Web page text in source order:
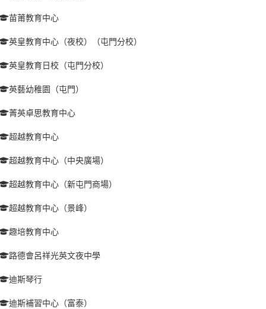
苗莆教育中心
英皇教育中心（夜校）（屯門分校）
英皇教育日校（屯門分校）
英藝幼稚園（屯門）
菁英卓思教育中心
超越教育中心
超越教育中心（中央廣場）
超越教育中心（新屯門商場）
超越教育中心（景峰）
趣培教育中心
路德會呂祥光英文夜中學
迪斯琴行
迪斯補習中心（富泰）